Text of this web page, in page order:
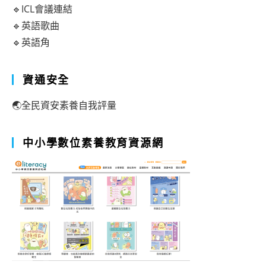
🔹ICL會議連結
🔹英語歌曲
🔹英語角
資通安全
🌏全民資安素養自我評量
中小學數位素養教育資源網